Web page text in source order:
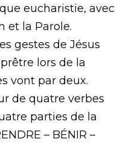
eucharistie, avec
et la Parole.
gestes de Jésus
lors de la
vont par deux.
de quatre verbes
parties de la
– BÉNIR –